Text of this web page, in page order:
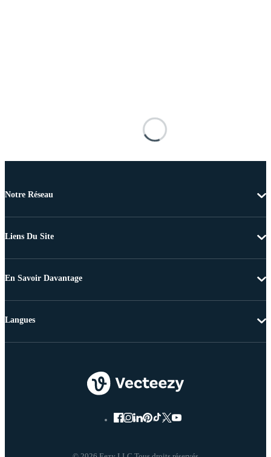
Notre Réseau
Liens Du Site
En Savoir Davantage
Langues